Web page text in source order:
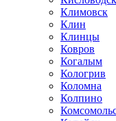
Климовск
Клин
Клинцы
Ковров
Когалым
Кологрив
Коломна
Колпино